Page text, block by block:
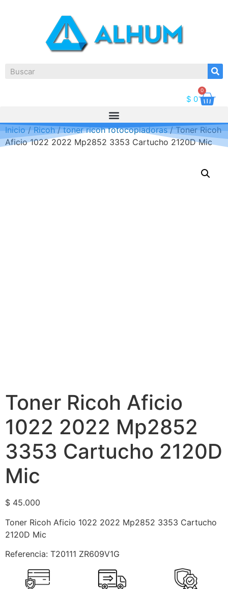
$ 0
0
Inicio/Ricoh/toner ricoh fotocopiadoras/ Toner Ricoh
Aficio 1022 2022 Mp2852 3353 Cartucho 2120D Mic
Toner Ricoh Aficio
1022 2022 Mp2852
3353 Cartucho 2120D
Mic
$ 45.000
Toner Ricoh Aficio 1022 2022 Mp2852 3353 Cartucho
2120D Mic
Referencia: T20111 ZR609V1G